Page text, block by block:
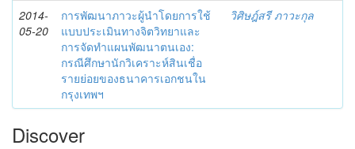
2014-
05-20
การพัฒนาภาวะผู้นำโดยการใช้
แบบประเมินทางจิตวิทยาและ
การจัดทำแผนพัฒนาตนเอง:
กรณีศึกษานักวิเคราะห์สินเชื่อ
รายย่อยของธนาคารเอกชนใน
กรุงเทพฯ
วิศิษฎ์สรี ภาวะกุล
Discover